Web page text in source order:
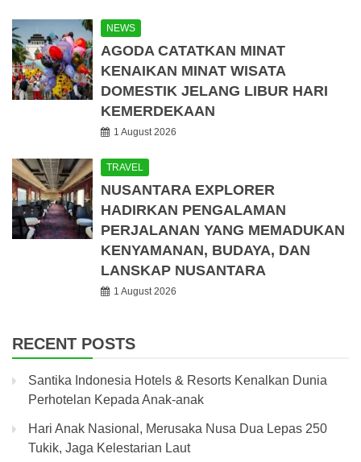
NEWS
AGODA CATATKAN MINAT
KENAIKAN MINAT WISATA
DOMESTIK JELANG LIBUR HARI
KEMERDEKAAN
1 August 2026
TRAVEL
NUSANTARA EXPLORER
HADIRKAN PENGALAMAN
PERJALANAN YANG MEMADUKAN
KENYAMANAN, BUDAYA, DAN
LANSKAP NUSANTARA
1 August 2026
RECENT POSTS
Santika Indonesia Hotels & Resorts Kenalkan Dunia
Perhotelan Kepada Anak-anak
Hari Anak Nasional, Merusaka Nusa Dua Lepas 250
Tukik, Jaga Kelestarian Laut